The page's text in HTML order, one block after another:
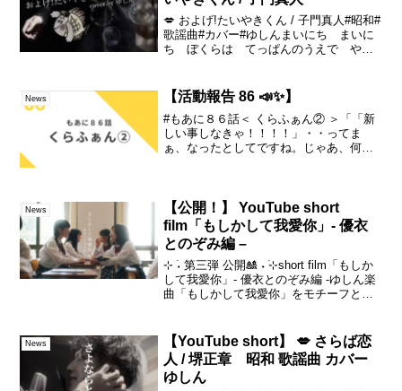
💋 およげ!たいやきくん / 子門真人#昭和#
歌謡曲#カバー#ゆしんまいにち まいに
ち ぼくらは てっぱんのうえで やか
みに にげこんだのさはじめて およい
だ うみのそ...
News 【活動報告 86 📣✨】
#もあに８６話＜ くらふぁん② ＞「「新
しい事しなきゃ！！！！」・・ってま
ぁ、なったとしてですね。じゃあ、何を
のが、有り得るんよ...
News
【公開！】 YouTube short
film「もしかして我愛你」- 優衣
とのぞみ編 –
⊹ ࣪˖ 第三弾 公開🎎 ˖ ࣪⊹short film「もしか
して我愛你」- 優衣とのぞみ編 -ゆしん楽
曲「もしかして我愛你」をモチーフとし
けてきた ショートフ...
News
【YouTube short】 💋 さらば恋
人 / 堺正章 昭和 歌謡曲 カバー
ゆしん